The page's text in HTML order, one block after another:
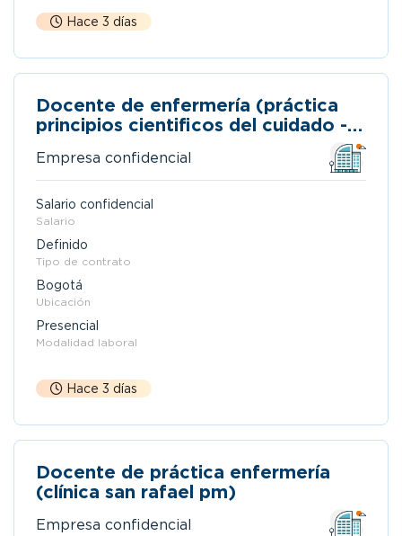
Hace 3 días
Docente de enfermería (práctica
principios cientificos del cuidado -
Empresa confidencial
Salario confidencial
Salario
Definido
Tipo de contrato
Bogotá
Ubicación
Presencial
Modalidad laboral
Hace 3 días
Docente de práctica enfermería
(clínica san rafael pm)
Empresa confidencial